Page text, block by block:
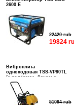
2600 E
22420 rub
19824
Виброплита
одноходовая TSS-VP90TL
(с колёсами, баком и
подошвой)
51094 rub